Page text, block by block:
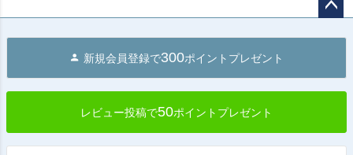
へ
新規会員登録で300ポイントプレゼント
レビュー投稿で50ポイントプレゼント